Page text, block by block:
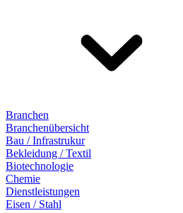
Branchen
Branchenübersicht
Bau / Infrastrukur
Bekleidung / Textil
Biotechnologie
Chemie
Dienstleistungen
Eisen / Stahl